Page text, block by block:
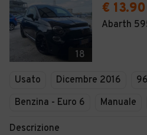
18
€
Abarth
Usato Dicembre 2016
Benzina - Euro 6
Manuale
Descrizione